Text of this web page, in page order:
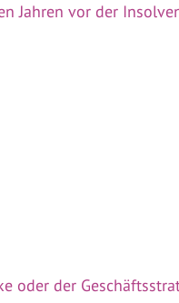
Jahren vor der
oder der